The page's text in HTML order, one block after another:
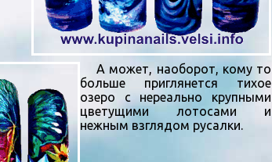
А может, наоборот, кому то
больше приглянется тихое
озеро с нереально крупными
цветущими лотосами и
нежным взглядом русалки.